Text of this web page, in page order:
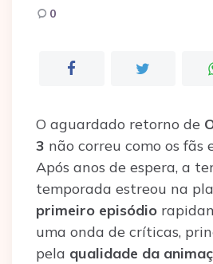
0
O aguardado retorno de
3 não correu como os fãs
Após anos de espera, a
temporada estreou na
primeiro episódio
uma onda de críticas,
pela qualidade da